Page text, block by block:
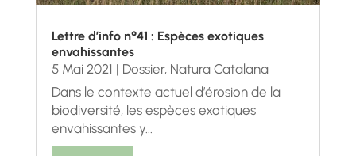
Lettre d’info n°41 : Espèces exotiques
envahissantes
5 Mai 2021 | Dossier, Natura Catalana
Dans le contexte actuel d’érosion de la
biodiversité, les espèces exotiques
envahissantes y...